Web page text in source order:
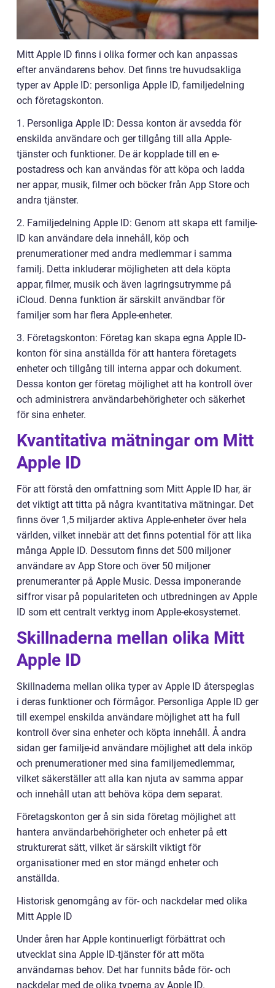
Mitt Apple ID finns i olika former och kan anpassas
efter användarens behov. Det finns tre huvudsakliga
typer av Apple ID: personliga Apple ID, familjedelning
och företagskonton.
1. Personliga Apple ID: Dessa konton är avsedda för
enskilda användare och ger tillgång till alla Apple-
tjänster och funktioner. De är kopplade till en e-
postadress och kan användas för att köpa och ladda
ner appar, musik, filmer och böcker från App Store och
andra tjänster.
2. Familjedelning Apple ID: Genom att skapa ett familje-
ID kan användare dela innehåll, köp och
prenumerationer med andra medlemmar i samma
familj. Detta inkluderar möjligheten att dela köpta
appar, filmer, musik och även lagringsutrymme på
iCloud. Denna funktion är särskilt användbar för
familjer som har flera Apple-enheter.
3. Företagskonton: Företag kan skapa egna Apple ID-
konton för sina anställda för att hantera företagets
enheter och tillgång till interna appar och dokument.
Dessa konton ger företag möjlighet att ha kontroll över
och administrera användarbehörigheter och säkerhet
för sina enheter.
Kvantitativa mätningar om Mitt
Apple ID
För att förstå den omfattning som Mitt Apple ID har, är
det viktigt att titta på några kvantitativa mätningar. Det
finns över 1,5 miljarder aktiva Apple-enheter över hela
världen, vilket innebär att det finns potential för att lika
många Apple ID. Dessutom finns det 500 miljoner
användare av App Store och över 50 miljoner
prenumeranter på Apple Music. Dessa imponerande
siffror visar på populariteten och utbredningen av Apple
ID som ett centralt verktyg inom Apple-ekosystemet.
Skillnaderna mellan olika Mitt
Apple ID
Skillnaderna mellan olika typer av Apple ID återspeglas
i deras funktioner och förmågor. Personliga Apple ID ger
till exempel enskilda användare möjlighet att ha full
kontroll över sina enheter och köpta innehåll. Å andra
sidan ger familje-id användare möjlighet att dela inköp
och prenumerationer med sina familjemedlemmar,
vilket säkerställer att alla kan njuta av samma appar
och innehåll utan att behöva köpa dem separat.
Företagskonton ger å sin sida företag möjlighet att
hantera användarbehörigheter och enheter på ett
strukturerat sätt, vilket är särskilt viktigt för
organisationer med en stor mängd enheter och
anställda.
Historisk genomgång av för- och nackdelar med olika
Mitt Apple ID
Under åren har Apple kontinuerligt förbättrat och
utvecklat sina Apple ID-tjänster för att möta
användarnas behov. Det har funnits både för- och
nackdelar med de olika typerna av Apple ID.